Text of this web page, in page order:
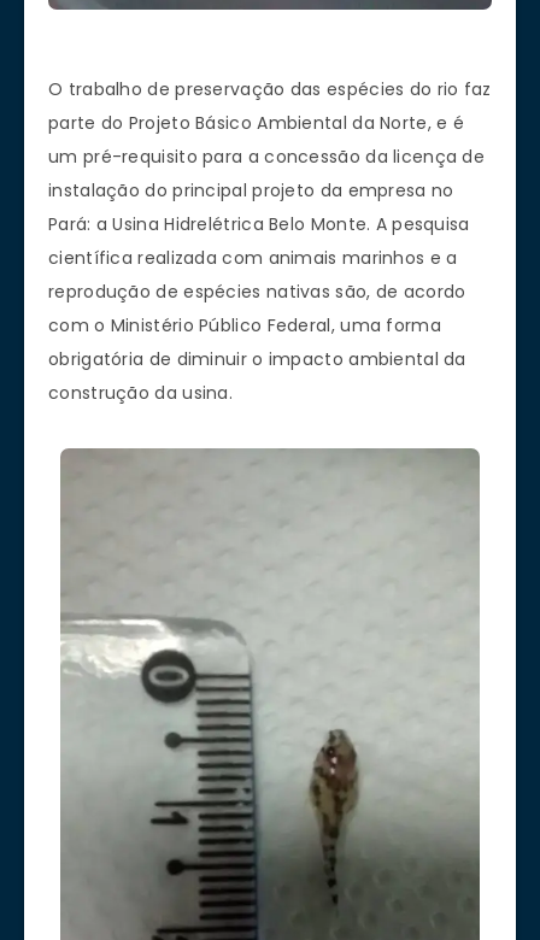
O trabalho de preservação das espécies do rio faz
parte do Projeto Básico Ambiental da Norte, e é
um pré-requisito para a concessão da licença de
instalação do principal projeto da empresa no
Pará: a Usina Hidrelétrica Belo Monte. A pesquisa
científica realizada com animais marinhos e a
reprodução de espécies nativas são, de acordo
com o Ministério Público Federal, uma forma
obrigatória de diminuir o impacto ambiental da
construção da usina.